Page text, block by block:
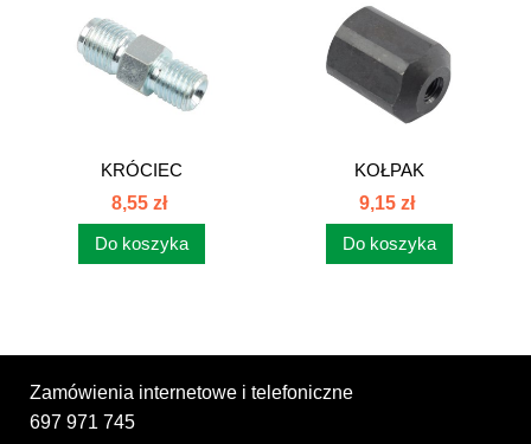
KRÓCIEC
WTRYSKIWACZA C-385
93009322
8,55 zł
Do koszyka
KOŁPAK
WTRYSKIWACZA C-385
93009336
9,15 zł
Do koszyka
Zamówienia internetowe i telefoniczne
697 971 745